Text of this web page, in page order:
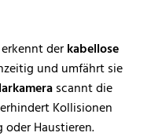
derkabellose
und umfährt sie
scannt die
Kollisionen
Haustieren.